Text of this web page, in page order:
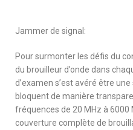
Jammer de signal:
Pour surmonter les défis du
du brouilleur d’onde dans
d’examen s’est avéré être
bloquent de manière
fréquences de 20 MHz à 6000
couverture complète de